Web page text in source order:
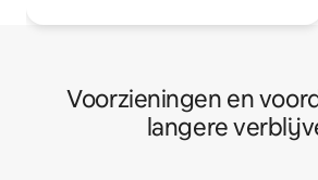
Voorzieningen en
langere